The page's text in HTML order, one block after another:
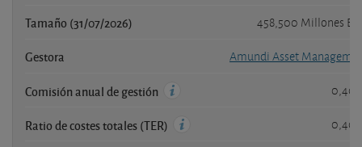
Tamaño (31/07/2026) 458,500 Millones
Gestora Amundi Asset
Comisión anual de gestión 0,40
Ratio de costes totales (TER) 0,40